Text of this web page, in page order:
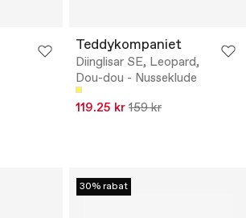
Teddykompaniet
Diinglisar SE, Leopard,
Dou-dou - Nusseklude
119.25 kr 159 kr
30% rabat